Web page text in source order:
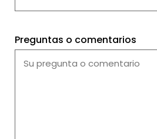
Preguntas o comentarios